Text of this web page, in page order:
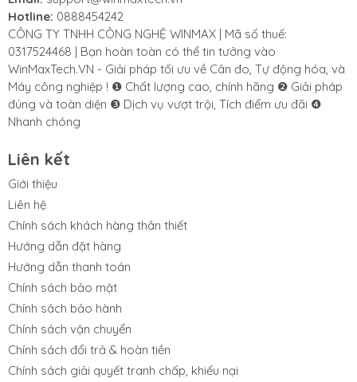
Hotline: 0888454242
CÔNG TY TNHH CÔNG NGHỆ WINMAX | Mã số thuế:
0317524468 | Bạn hoàn toàn có thể tin tưởng vào
WinMaxTech.VN - Giải pháp tối ưu về Cân đo, Tự động hóa, và
Máy công nghiệp ! ❶ Chất lượng cao, chính hãng ❷ Giải pháp
đúng và toàn diện ❸ Dịch vụ vượt trội, Tích điểm ưu đãi ❹
Nhanh chóng
Liên kết
Giới thiệu
Liên hệ
Chính sách khách hàng thân thiết
Hướng dẫn đặt hàng
Hướng dẫn thanh toán
Chính sách bảo mật
Chính sách bảo hành
Chính sách vận chuyển
Chính sách đổi trả & hoàn tiền
Chính sách giải quyết tranh chấp, khiếu nại